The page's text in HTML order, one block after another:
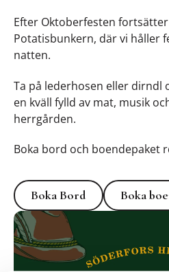
Efter Oktoberfesten
Potatisbunkern, där vi håller
natten.
Ta på lederhosen eller dirndl
en kväll fylld av mat, musik
herrgården.
Boka bord och boendepaket
Boka Bord
Boka Bord Boka